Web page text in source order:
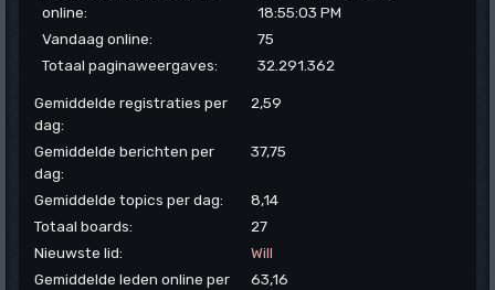
online:
18:55:03 PM
Vandaag online:
75
Totaal paginaweergaves:
32.291.362
Gemiddelde registraties per
dag:
2,59
Gemiddelde berichten per
dag:
37,75
Gemiddelde topics per dag:
8,14
Totaal boards:
27
Nieuwste lid:
Will
Gemiddelde leden online per
63,16